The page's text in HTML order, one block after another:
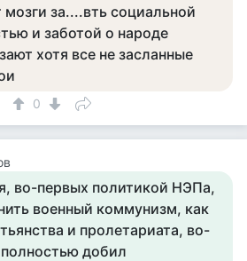
за....вть социальной
и заботой о народе
хотя все не засланные
0
во-первых политикой НЭПа,
военный коммунизм, как
и пролетариата, во-
добил